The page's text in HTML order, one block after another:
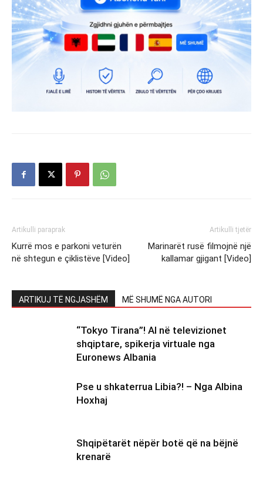
Artikulli paraprak
Kurrë mos e parkoni veturën
në shtegun e çiklistëve [Video]
Artikulli tjetër
Marinarët rusë filmojnë një
kallamar gjigant [Video]
ARTIKUJ TË NGJASHËM MË SHUMË NGA AUTORI
“Tokyo Tirana”! AI në televizionet
shqiptare, spikerja virtuale nga
Euronews Albania
Pse u shkaterrua Libia?! – Nga Albina
Hoxhaj
Shqipëtarët nëpër botë që na bëjnë
krenarë